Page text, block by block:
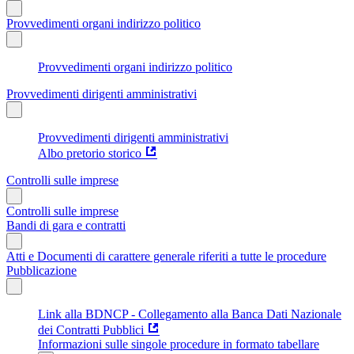
Provvedimenti organi indirizzo politico
Provvedimenti organi indirizzo politico
Provvedimenti dirigenti amministrativi
Provvedimenti dirigenti amministrativi
Albo pretorio storico
Controlli sulle imprese
Controlli sulle imprese
Bandi di gara e contratti
Atti e Documenti di carattere generale riferiti a tutte le procedure
Pubblicazione
Link alla BDNCP - Collegamento alla Banca Dati Nazionale
dei Contratti Pubblici
Informazioni sulle singole procedure in formato tabellare